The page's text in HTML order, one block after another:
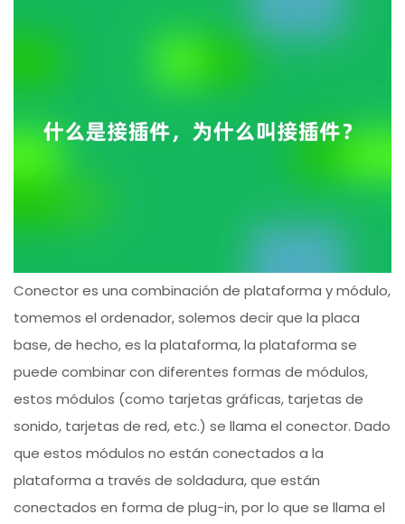
Conector es una combinación de plataforma y módulo,
tomemos el ordenador, solemos decir que la placa
base, de hecho, es la plataforma, la plataforma se
puede combinar con diferentes formas de módulos,
estos módulos (como tarjetas gráficas, tarjetas de
sonido, tarjetas de red, etc.) se llama el conector. Dado
que estos módulos no están conectados a la
plataforma a través de soldadura, que están
conectados en forma de plug-in, por lo que se llama el